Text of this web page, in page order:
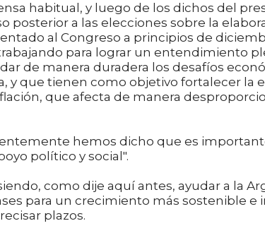
habitual, y luego de los dichos del
posterior a las elecciones sobre la
al Congreso a principios de
para lograr un entendimiento
de manera duradera los desafíos
y que tienen como objetivo fortalecer la
que afecta de manera
hemos dicho que es
político y social".
como dije aquí antes, ayudar a la
para un crecimiento más sostenible e
plazos.